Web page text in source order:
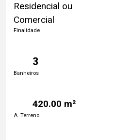
Residencial ou
Comercial
Finalidade
3
Banheiros
420.00 m²
A. Terreno